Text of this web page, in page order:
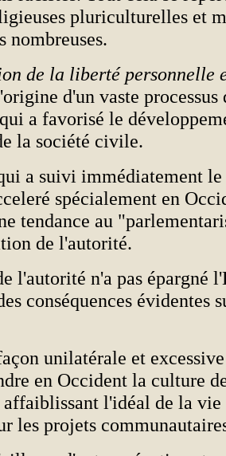
pluriculturelles et
nombreuses.
de la liberté personnelle
d'un vaste processus
a favorisé le
la société civile.
a suivi immédiatement
spécialement en
tendance au
de l'autorité.
l'autorité n'a pas épargné
conséquences évidentes
unilatérale et
en Occident la culture
l'idéal de la vie
les projets